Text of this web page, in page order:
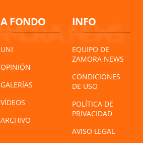
A FONDO
UNI
OPINIÓN
GALERÍAS
VÍDEOS
ARCHIVO
INFO
EQUIPO DE
ZAMORA NEWS
CONDICIONES
DE USO
POLÍTICA DE
PRIVACIDAD
AVISO LEGAL